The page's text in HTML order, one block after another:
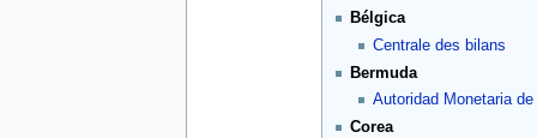
Bélgica
Centrale des bilans
Bermuda
Autoridad Monetaria de
Corea